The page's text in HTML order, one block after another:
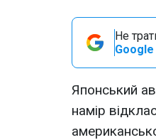
Не
Google
Японський
намір